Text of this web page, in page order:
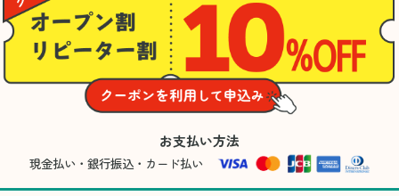
お支払い方法
現金払い・銀行振込・カード払い